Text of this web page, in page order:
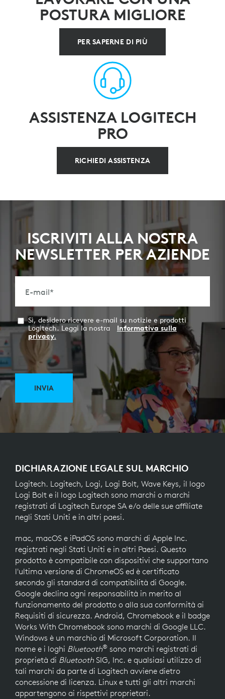
POSTURA MIGLIORE
PER SAPERNE DI PIÙ
ASSISTENZA LOGITECH
PRO
RICHIEDI ASSISTENZA
ISCRIVITI ALLA NOSTRA
NEWSLETTER PER AZIENDE
E-mail*
Sì, desidero ricevere e-mail su notizie e prodotti
Logitech. Leggi la nostra
Informativa sulla
privacy.
INVIA
DICHIARAZIONE LEGALE SUL MARCHIO
Logitech. Logitech, Logi, Logi Bolt, Wave Keys, il logo
Logi Bolt e il logo Logitech sono marchi o marchi
registrati di Logitech Europe SA e/o delle sue affiliate
negli Stati Uniti e in altri paesi.
mac, macOS e iPadOS sono marchi di Apple Inc.
registrati negli Stati Uniti e in altri Paesi. Questo
prodotto è compatibile con dispositivi che supportano
l'ultima versione di ChromeOS ed è certificato
secondo gli standard di compatibilità di Google.
Google declina ogni responsabilità in merito al
funzionamento del prodotto o alla sua conformità ai
Requisiti di sicurezza. Android, Chromebook e il badge
Works With Chromebook sono marchi di Google LLC.
Windows è un marchio di Microsoft Corporation. Il
nome e i loghi Bluetooth® sono marchi registrati di
proprietà di BluetoothSIG, Inc. e qualsiasi utilizzo di
tali marchi da parte di Logitech avviene dietro
concessione di licenza. Linux e tutti gli altri marchi
appartengono ai rispettivi proprietari.